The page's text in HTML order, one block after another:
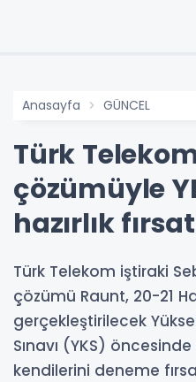
Anasayfa GÜNCEL
Türk
çözümüyle
hazırlık
Türk Telekom iştiraki
çözümü Raunt, 20-21
gerçekleştirilecek
Sınavı (YKS)
kendilerini deneme